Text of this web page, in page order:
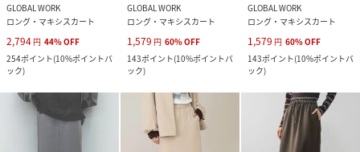
GLOBAL WORK
ロング・マキシスカート
2,794 円 44%OFF
254ポイント(10%ポイントバ
ック)
GLOBAL WORK
ロング・マキシスカート
1,579 円 60%OFF
143ポイント(10%ポイントバ
ック)
GLOBAL WORK
ロング・マキシスカート
1,579 円 60%OFF
143ポイント(10%ポイントバ
ック)